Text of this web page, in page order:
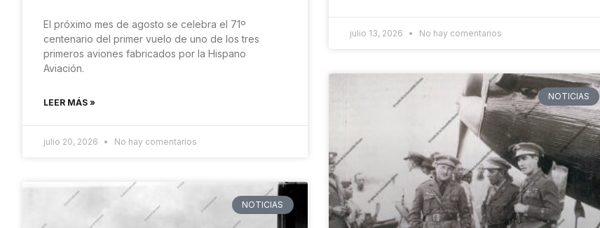
El próximo mes de agosto se celebra el 71º
centenario del primer vuelo de uno de los tres
primeros aviones fabricados por la Hispano
Aviación.
LEER MÁS »
julio 20, 2026 No hay comentarios
julio 13, 2026 No hay comentarios
NOTICIAS
NOTICIAS